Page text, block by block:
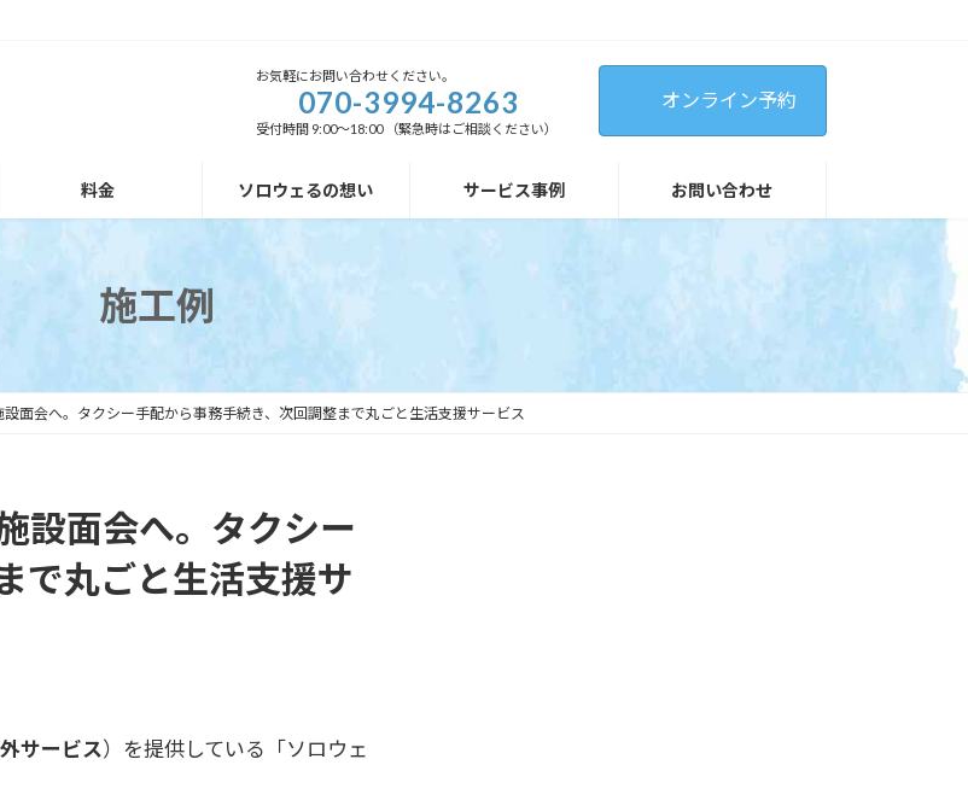
お気軽にお問い合わせください。
070-3994-8263
受付時間 9:00～18:00 （緊急時はご相談ください）
オンライン予約
料金 ソロウェるの想い サービス事例 お問い合わせ
施工例
設面会へ。タクシー手配から事務手続き、次回調整まで丸ごと生活支援サービス
設面会へ。タクシー
で丸ごと生活支援サ
サービス）を提供している「ソロウェ